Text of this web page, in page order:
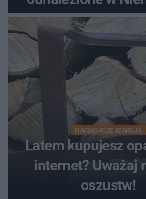
NACIĄGACZE ATAKUJĄ
Latem kupujesz
internet? Uważaj
oszustw!